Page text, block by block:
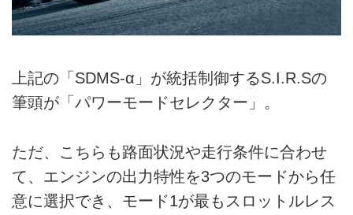
上記の「SDMS-α」が統括制御するS.I.R.Sの
筆頭が「パワーモードセレクター」。
ただ、こちらも路面状況や走行条件に合わせ
て、エンジンの出力特性を3つのモードから任
意に選択でき、モード1が最もスロットルレス